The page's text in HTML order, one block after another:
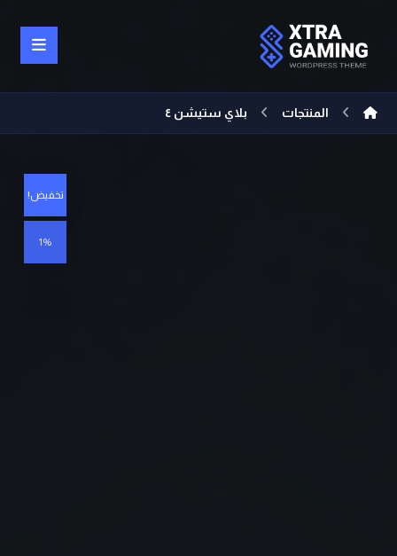
المنتجات بلاي ستيشن ٤
تخفيض!
1%